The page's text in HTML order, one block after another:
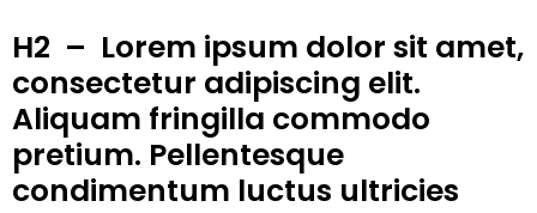
H2 – Lorem ipsum dolor sit amet,
consectetur adipiscing elit.
Aliquam fringilla commodo
pretium. Pellentesque
condimentum luctus ultricies